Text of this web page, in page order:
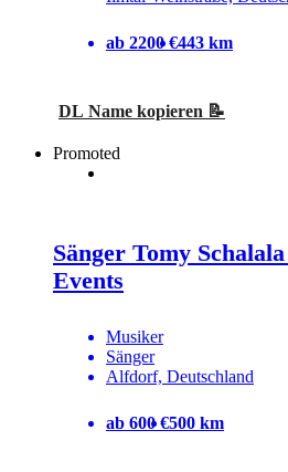
ab 2200 €443 km
DL Name kopieren 📝
Promoted
Sänger Tomy
Events
Musiker
Sänger
Alfdorf, Deutschland
ab 600 €500 km